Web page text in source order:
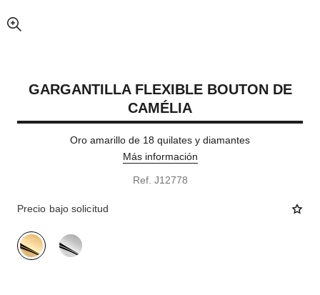
imagen agrandada
GARGANTILLA FLEXIBLE BOUTON DE
CAMÉLIA
Oro amarillo de 18 quilates y diamantes
Más información
Ref. J12778
Precio bajo solicitud
variante (2)